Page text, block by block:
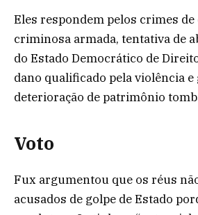
Eles respondem pelos crimes de
criminosa armada, tentativa de
do Estado Democrático de
dano qualificado pela violência e
deterioração de patrimônio
Voto
Fux argumentou que os réus
acusados de golpe de Estado